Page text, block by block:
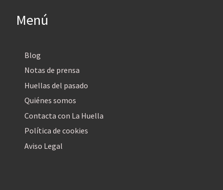
Menú
Blog
Notas de prensa
Huellas del pasado
Quiénes somos
Contacta con La Huella
Política de cookies
Aviso Legal